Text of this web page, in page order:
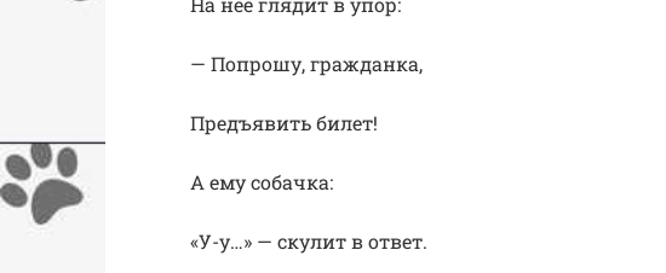
— Попрошу, гражданка,
Предъявить билет!
А ему собачка:
«У-у…» — скулит в ответ.